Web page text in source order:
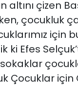
çizen
çocukluk
ki Efes
Çocuklar için